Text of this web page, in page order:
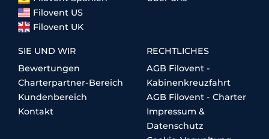
Filovent US
Filovent UK
SIE UND WIR
Bewertungen
Charterpartner-Bereich
Kundenbereich
Kontakt
RECHTLICHES
AGB Filovent -
Kabinenkreuzfahrt
AGB Filovent - Charter
Impressum &
Datenschutz